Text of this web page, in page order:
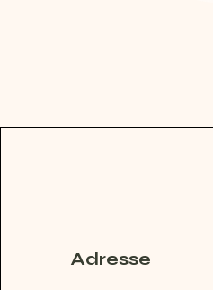
Adresse